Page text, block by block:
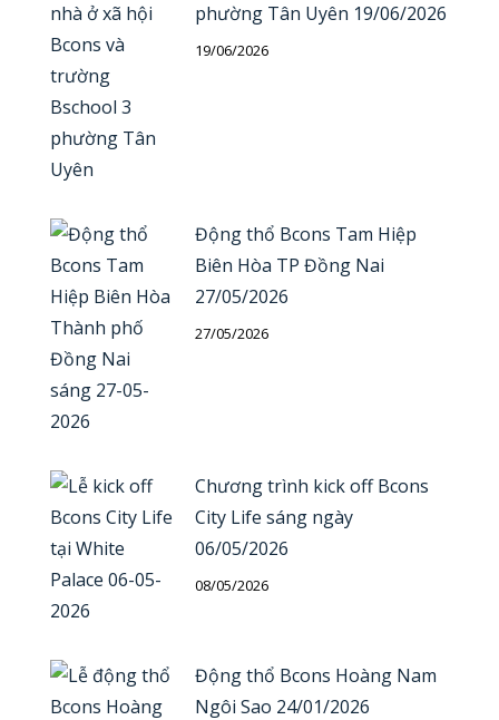
phường Tân Uyên 19/06/2026
19/06/2026
Động thổ Bcons Tam Hiệp
Biên Hòa TP Đồng Nai
27/05/2026
27/05/2026
Chương trình kick off Bcons
City Life sáng ngày
06/05/2026
08/05/2026
Động thổ Bcons Hoàng Nam
Ngôi Sao 24/01/2026